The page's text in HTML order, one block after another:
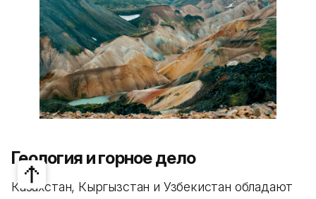
Геология и горное дело
Казахстан, Кыргызстан и Узбекистан обладают